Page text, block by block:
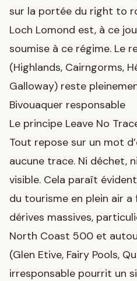
sur la portée du right to
Loch Lomond est, à ce
soumise à ce régime. Le
(Highlands, Cairngorms,
Galloway) reste
Bivouaquer responsable
Le principe Leave No
Tout repose sur un mot
aucune trace. Ni déchet,
visible. Cela paraît
du tourisme en plein air
dérives massives,
North Coast 500 et
(Glen Etive, Fairy Pools,
irresponsable pourrit un